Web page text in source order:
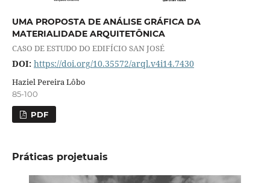
UMA PROPOSTA DE ANÁLISE GRÁFICA DA
MATERIALIDADE ARQUITETÔNICA
CASO DE ESTUDO DO EDIFÍCIO SAN JOSÉ
DOI: https://doi.org/10.35572/arql.v4i14.7430
Haziel Pereira Lôbo
85-100
PDF
Práticas projetuais